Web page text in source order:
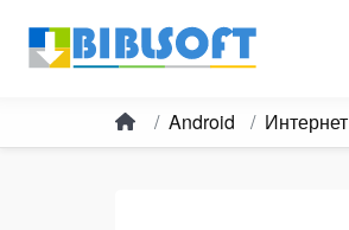
Android Интернет